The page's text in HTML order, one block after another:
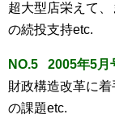
超大型店栄えて
の続投支持etc.
NO.5 2005年5
財政構造改革に
の課題etc.